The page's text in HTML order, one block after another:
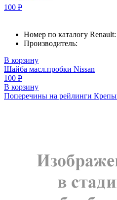
100 Р
Номер по каталогу Renault:
Производитель:
В корзину
Шайба масл.пробки Nissan
100 Р
В корзину
Поперечины на рейлинги